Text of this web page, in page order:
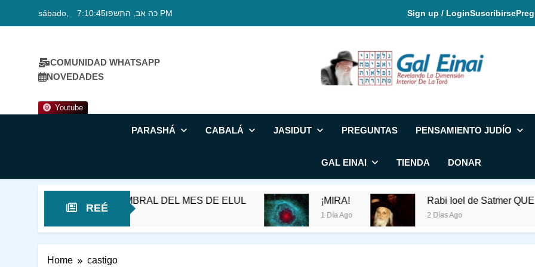
sábado, כה אב, התשפו 7:10:46 PM Sign up / LoginSuscribirse
COMUNIDAD WHATSAPP
NOVEDADES
Youtube Gal Einai En
PARASHÁ CABALÁ JASIDUT PREGUNTAS PENSAMIENTO JUDÍO
GAL EINAI TIENDA DONAR
REÉ
REÉ – EN EL UMBRAL DEL MES DE ELUL ¡MIRA!
1 Día Ago
Rabi Ioel de Satmer QUERÍA
2 Días Ago
Home castigo